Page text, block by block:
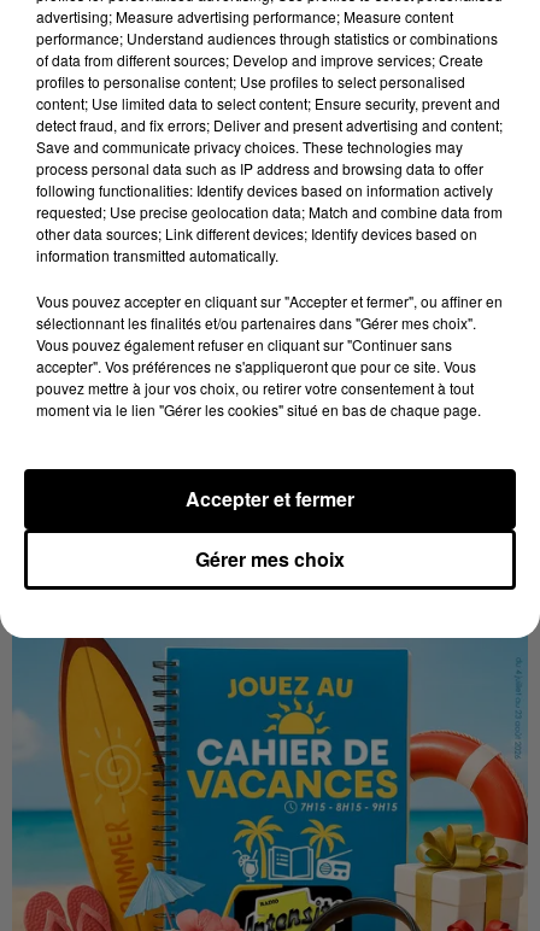
Château de Courtalain, Philippe Palmieri, président...
LES JEUX Voir plus
LES VACANCES PASSENT VITE... LES
CADEAUX AUSSI SUR INTENSITÉ !...
advertising; Measure advertising performance; Measure content
performance; Understand audiences through statistics or combinations
of data from different sources; Develop and improve services; Create
profiles to personalise content; Use profiles to select personalised
content; Use limited data to select content; Ensure security, prevent and
detect fraud, and fix errors; Deliver and present advertising and content;
Save and communicate privacy choices. These technologies may
process personal data such as IP address and browsing data to offer
following functionalities: Identify devices based on information actively
requested; Use precise geolocation data; Match and combine data from
other data sources; Link different devices; Identify devices based on
information transmitted automatically.
Vous pouvez accepter en cliquant sur "Accepter et fermer", ou affiner en
sélectionnant les finalités et/ou partenaires dans "Gérer mes choix".
Vous pouvez également refuser en cliquant sur "Continuer sans
accepter". Vos préférences ne s'appliqueront que pour ce site. Vous
pouvez mettre à jour vos choix, ou retirer votre consentement à tout
moment via le lien "Gérer les cookies" situé en bas de chaque page.
Gérer mes choix
Accepter et fermer